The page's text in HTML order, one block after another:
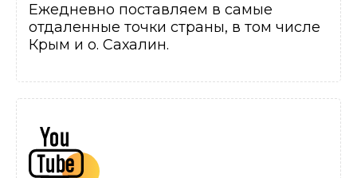
Ежедневно поставляем в самые
отдаленные точки страны, в том числе
Крым и о. Сахалин.